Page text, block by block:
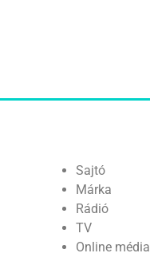
Sajtó
Márka
Rádió
TV
Online média